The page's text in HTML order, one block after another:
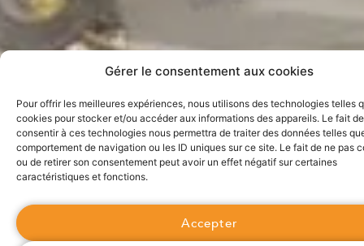
Gérer le consentement aux cookies
Pour offrir les meilleures expériences, nous utilisons des technologies telles
cookies pour stocker et/ou accéder aux informations des appareils. Le fait de
consentir à ces technologies nous permettra de traiter des données telles
comportement de navigation ou les ID uniques sur ce site. Le fait de ne pas
ou de retirer son consentement peut avoir un effet négatif sur certaines
caractéristiques et fonctions.
Accepter